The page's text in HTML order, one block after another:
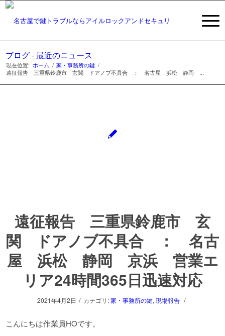
ブログ - 最近のニュース
現在位置: ホーム / 家・事務所の鍵 /
遠征報告 三重県鈴鹿市 玄関 ドアノブ不具合 ： 名古屋 浜松 静岡 ...
遠征報告 三重県鈴鹿市 玄
関 ドアノブ不具合 ： 名古
屋 浜松 静岡 京浜 営業エ
リア24時間365日迅速対応
2021年4月2日 / カテゴリ:家・事務所の鍵, 現場報告 /
こんにちは作業員HOです。